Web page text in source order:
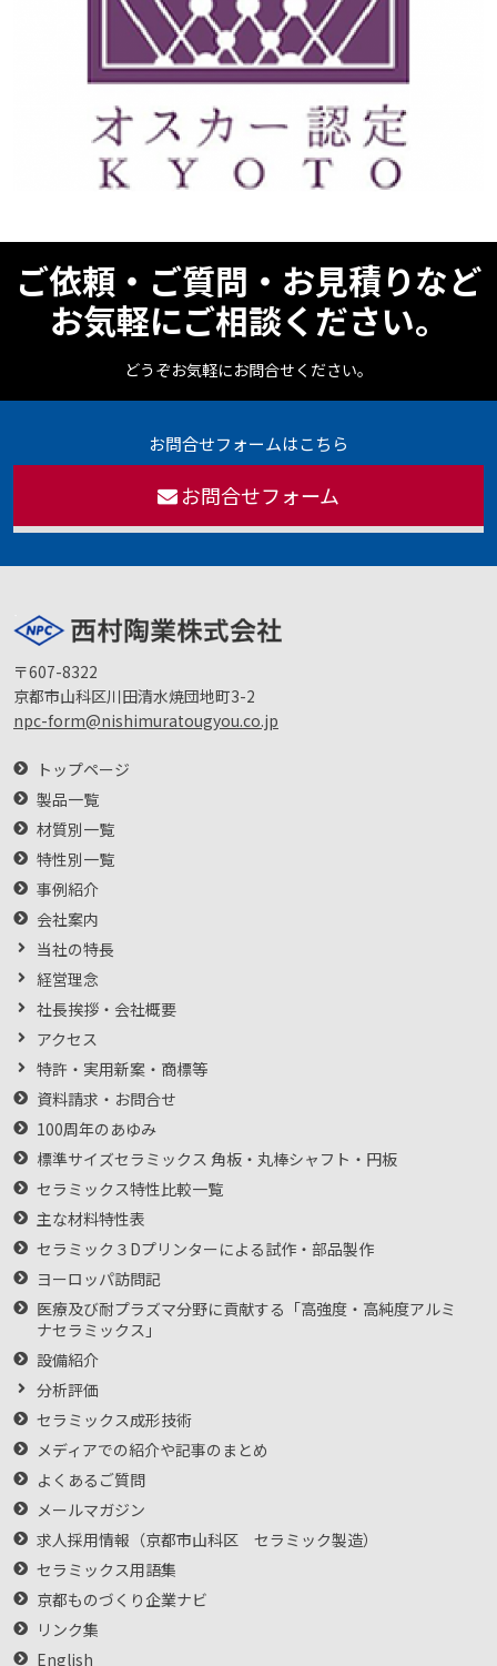
ご依頼・ご質問・お見積りなど
お気軽にご相談ください。
どうぞお気軽にお問合せください。
お問合せフォームはこちら
お問合せフォーム
〒607-8322
京都市山科区川田清水焼団地町3-2
npc-form@nishimuratougyou.co.jp
トップページ
製品一覧
材質別一覧
特性別一覧
事例紹介
会社案内
当社の特長
経営理念
社長挨拶・会社概要
アクセス
特許・実用新案・商標等
資料請求・お問合せ
100周年のあゆみ
標準サイズセラミックス 角板・丸棒シャフト・円板
セラミックス特性比較一覧
主な材料特性表
セラミック３Dプリンターによる試作・部品製作
ヨーロッパ訪問記
医療及び耐プラズマ分野に貢献する「高強度・高純度アルミ
ナセラミックス」
設備紹介
分析評価
セラミックス成形技術
メディアでの紹介や記事のまとめ
よくあるご質問
メールマガジン
求人採用情報（京都市山科区 セラミック製造）
セラミックス用語集
京都ものづくり企業ナビ
リンク集
English